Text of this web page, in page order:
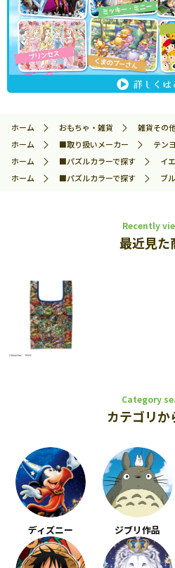
ホーム おもちゃ・雑貨 雑貨その
ホーム
■取り扱いメーカー テン
ホーム
■パズルカラーで探す イ
ホーム
■パズルカラーで探す ブ
Recently
最近見た
Category
カテゴリか
ディズニー ジブリ作品